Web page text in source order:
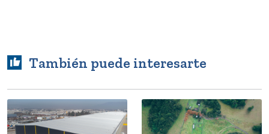
También puede interesarte